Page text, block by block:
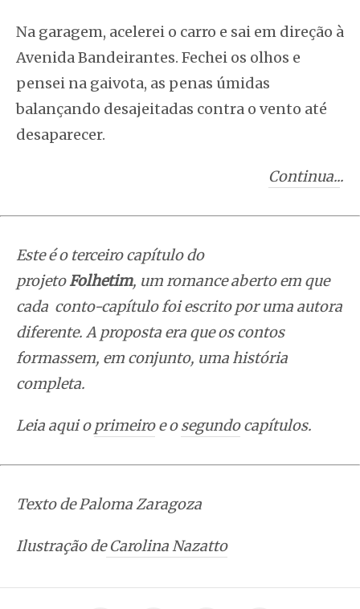
Na garagem, acelerei o carro e sai em direção à
Avenida Bandeirantes. Fechei os olhos e
pensei na gaivota, as penas úmidas
balançando desajeitadas contra o vento até
desaparecer.
Continua...
Este é o terceiro capítulo do
projetoFolhetim, um romance aberto em que
cada conto-capítulo foi escrito por uma autora
diferente. A proposta era que os contos
formassem, em conjunto, uma história
completa.
Leia aqui oprimeiroe osegundocapítulos.
Texto de Paloma Zaragoza
Ilustração deCarolina Nazatto